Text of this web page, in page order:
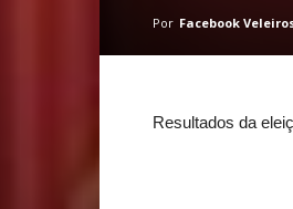
Por Facebook
Resultados da